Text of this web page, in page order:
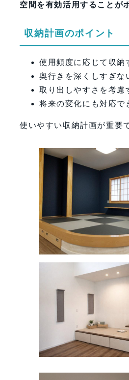
空間を有効活用することが
収納計画のポイント
使用頻度に応じて収納
奥行きを深くしすぎな
取り出しやすさを考慮
将来の変化にも対応で
使いやすい収納計画が重要